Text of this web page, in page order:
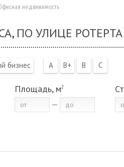
недвижимость
ПО УЛИЦЕ РОТЕРТА
бизнес A B+ B C
Площадь, м2